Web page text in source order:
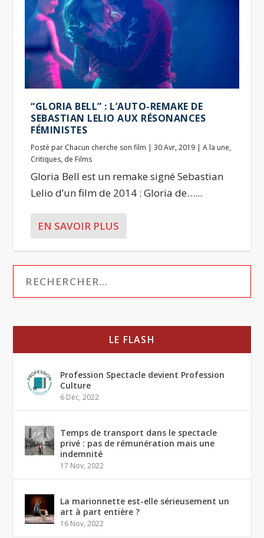
“GLORIA BELL” : L’AUTO-REMAKE DE
SEBASTIAN LELIO AUX RÉSONANCES
FÉMINISTES
Posté par Chacun cherche son film |30 Avr, 2019 |A la une,
Critiques, de Films
Gloria Bell est un remake signé Sebastian
Lelio d’un film de 2014 : Gloria de…...
EN SAVOIR PLUS
LE FLASH
Profession Spectacle devient Profession
Culture
6 Déc, 2022
Temps de transport dans le spectacle
privé : pas de rémunération mais une
indemnité
17 Nov, 2022
La marionnette est-elle sérieusement un
art à part entière ?
16 Nov, 2022